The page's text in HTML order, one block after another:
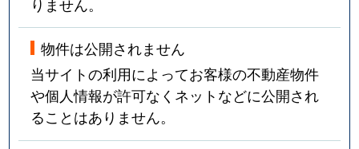
物件は公開されません
当サイトの利用によってお客様の不動産物件
や個人情報が許可なくネットなどに公開され
ることはありません。